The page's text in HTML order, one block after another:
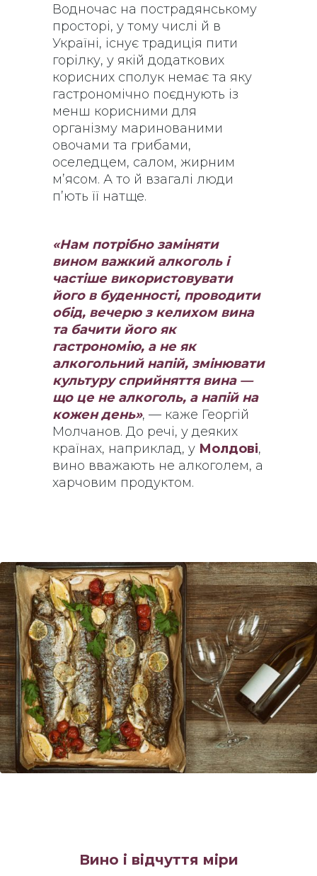
Водночас на пострадянському
просторі, у тому числі й в
Україні, існує традиція пити
горілку, у якій додаткових
корисних сполук немає та яку
гастрономічно поєднують із
менш корисними для
організму маринованими
овочами та грибами,
оселедцем, салом, жирним
м’ясом. А то й взагалі люди
п’ють її натще.
«Нам потрібно заміняти
вином важкий алкоголь і
частіше використовувати
його в буденності, проводити
обід, вечерю з келихом вина
та бачити його як
гастрономію, а не як
алкогольний напій, змінювати
культуру сприйняття вина —
що це не алкоголь, а напій на
кожен день», — каже Георгій
Молчанов. До речі, у деяких
країнах, наприклад, у Молдові,
вино вважають не алкоголем, а
харчовим продуктом.
Вино і відчуття міри